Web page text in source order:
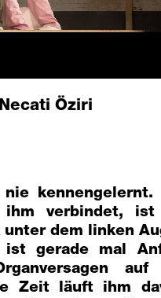
Öziri
kennengelernt.
verbindet,
dem linken
ist gerade mal
auf
Zeit läuft ihm